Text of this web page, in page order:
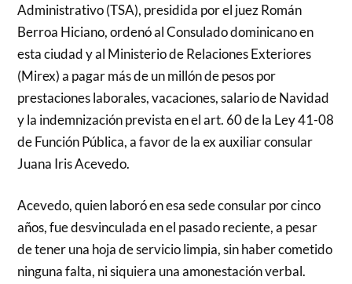
Administrativo (TSA), presidida por el juez Román
Berroa Hiciano, ordenó al Consulado dominicano en
esta ciudad y al Ministerio de Relaciones Exteriores
(Mirex) a pagar más de un millón de pesos por
prestaciones laborales, vacaciones, salario de Navidad
y la indemnización prevista en el art. 60 de la Ley 41-08
de Función Pública, a favor de la ex auxiliar consular
Juana Iris Acevedo.
Acevedo, quien laboró en esa sede consular por cinco
años, fue desvinculada en el pasado reciente, a pesar
de tener una hoja de servicio limpia, sin haber cometido
ninguna falta, ni siquiera una amonestación verbal.